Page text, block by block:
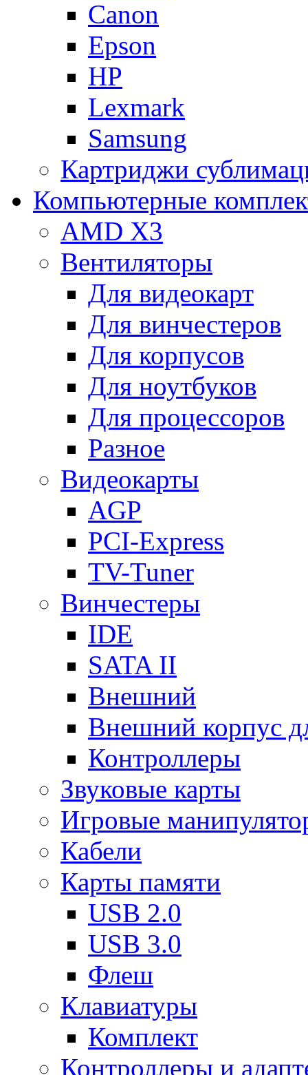
Canon
Epson
HP
Lexmark
Samsung
Картриджи
Компьютерные
AMD X3
Вентиляторы
Для видеокарт
Для винчестеров
Для корпусов
Для ноутбуков
Для процессоров
Разное
Видеокарты
AGP
PCI-Express
TV-Tuner
Винчестеры
IDE
SATA II
Внешний
Внешний корпус
Контроллеры
Звуковые карты
Игровые
Кабели
Карты памяти
USB 2.0
USB 3.0
Флеш
Клавиатуры
Комплект
Контроллеры и